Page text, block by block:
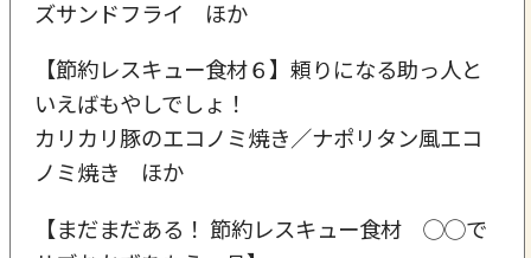
ズサンドフライ ほか
【節約レスキュー食材６】頼りになる助っ人と
いえばもやしでしょ！
カリカリ豚のエコノミ焼き／ナポリタン風エコ
ノミ焼き ほか
【まだまだある！ 節約レスキュー食材 ◯◯で